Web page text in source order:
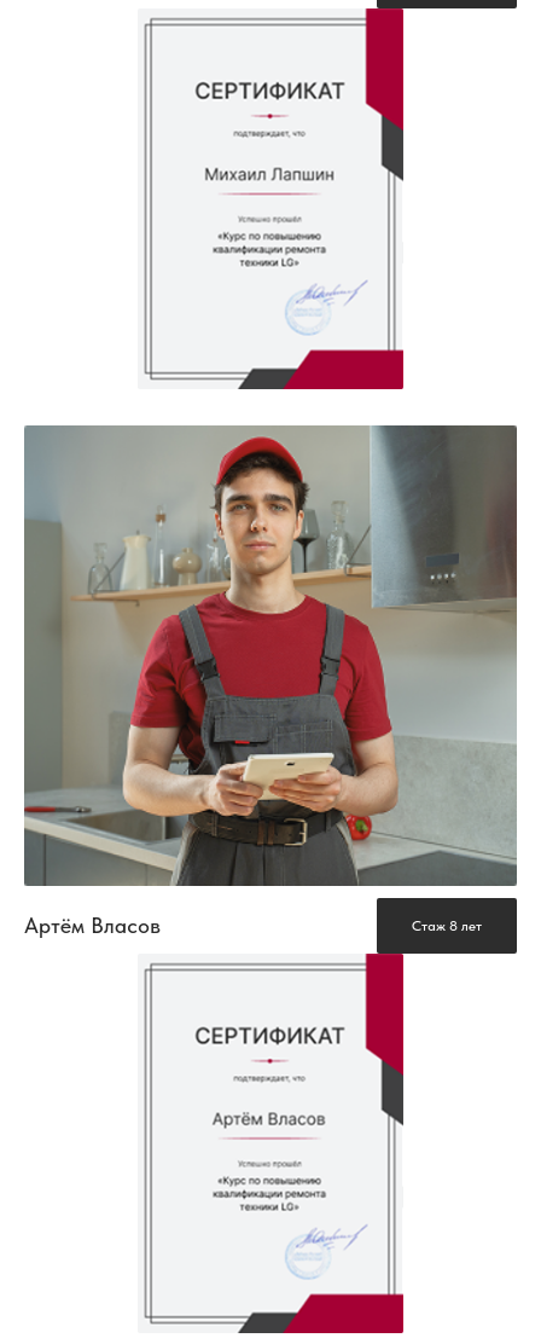
Артём Власов Стаж 8 лет